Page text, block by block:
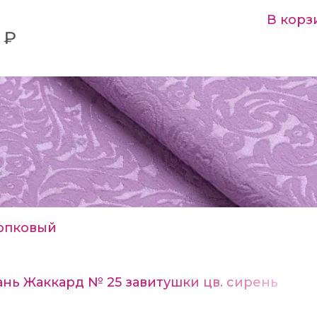
₽
В
Жаккард № 25 завитушки цв. сирень